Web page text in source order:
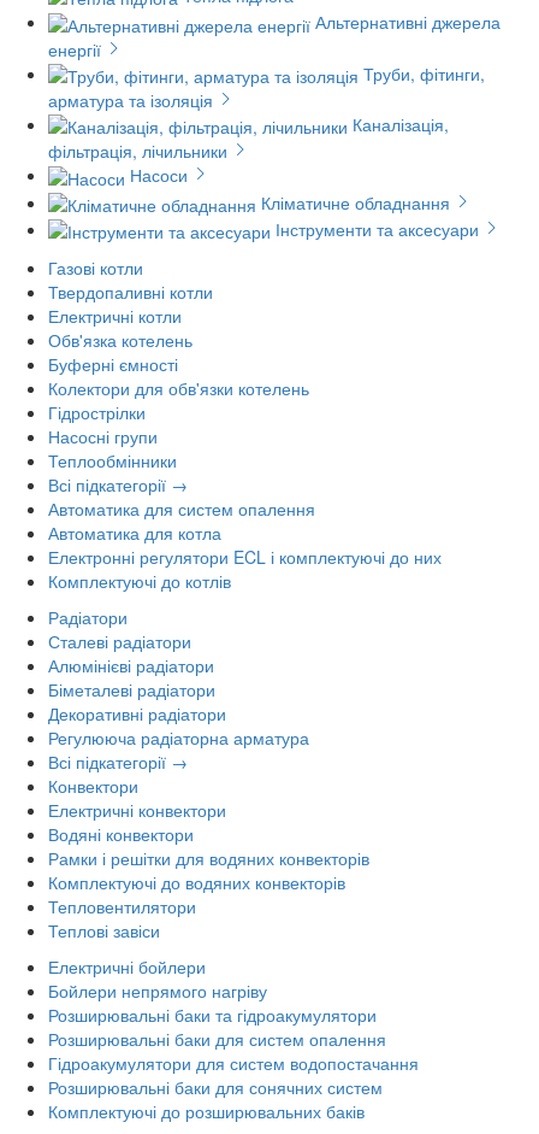
Альтернативні джерела
енергії
Труби, фітинги,
арматура та ізоляція
Каналізація,
фільтрація, лічильники
Насоси
Кліматичне обладнання
Інструменти та аксесуари
Газові котли
Твердопаливні котли
Електричні котли
Обв'язка котелень
Буферні ємності
Колектори для обв'язки котелень
Гідрострілки
Насосні групи
Теплообмінники
Всі підкатегорії →
Автоматика для систем опалення
Автоматика для котла
Електронні регулятори ECL і комплектуючі до них
Комплектуючі до котлів
Радіатори
Сталеві радіатори
Алюмінієві радіатори
Біметалеві радіатори
Декоративні радіатори
Регулююча радіаторна арматура
Всі підкатегорії →
Конвектори
Електричні конвектори
Водяні конвектори
Рамки і решітки для водяних конвекторів
Комплектуючі до водяних конвекторів
Тепловентилятори
Теплові завіси
Електричні бойлери
Бойлери непрямого нагріву
Розширювальні баки та гідроакумулятори
Розширювальні баки для систем опалення
Гідроакумулятори для систем водопостачання
Розширювальні баки для сонячних систем
Комплектуючі до розширювальних баків